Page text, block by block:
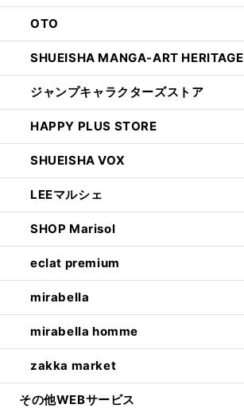
OTO
SHUEISHA MANGA-ART HERITAGE
ジャンプキャラクターズストア
HAPPY PLUS STORE
SHUEISHA VOX
LEEマルシェ
SHOP Marisol
eclat premium
mirabella
mirabella homme
zakka market
その他WEBサービス